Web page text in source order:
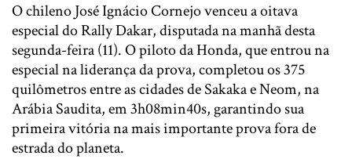
O chileno José Ignácio Cornejo venceu a oitava
especial do Rally Dakar, disputada na manhã desta
segunda-feira (11). O piloto da Honda, que entrou na
especial na liderança da prova, completou os 375
quilômetros entre as cidades de Sakaka e Neom, na
Arábia Saudita, em 3h08min40s, garantindo sua
primeira vitória na mais importante prova fora de
estrada do planeta.